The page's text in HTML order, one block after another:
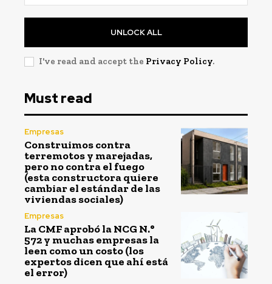
UNLOCK ALL
I've read and accept the Privacy Policy.
Must read
Empresas
Construimos contra
terremotos y marejadas,
pero no contra el fuego
(esta constructora quiere
cambiar el estándar de las
viviendas sociales)
Empresas
La CMF aprobó la NCG N.°
572 y muchas empresas la
leen como un costo (los
expertos dicen que ahí está
el error)